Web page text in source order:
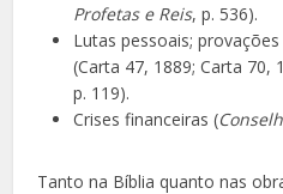
Profetas e Reis, p. 536).
Lutas pessoais;
(Carta 47, 1889; Carta 70,
p. 119).
Crises financeiras (
Tanto na Bíblia quanto nas